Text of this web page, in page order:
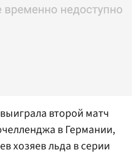
второй матч
в Германии,
хозяев льда в серии